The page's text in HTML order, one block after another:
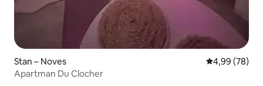
Stan – Noves Prosječna
4,99 (78)
Apartman Du Clocher